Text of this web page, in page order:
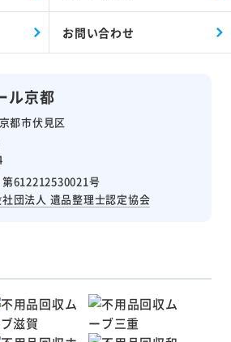
ル京都
都市伏見区
第612212530021号
団法人 遺品整理士認定協会
お問い合わせ